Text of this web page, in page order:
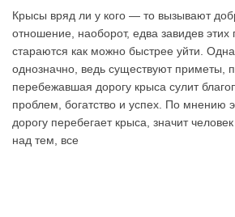
Крысы вряд ли у кого — то вызывают
отношение, наоборот, едва завидев этих
стараются как можно быстрее уйти.
однозначно, ведь существуют приметы,
перебежавшая дорогу крыса сулит
проблем, богатство и успех. По мнению
дорогу перебегает крыса, значит
над тем, все